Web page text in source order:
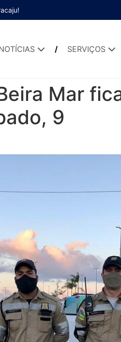
SERVIÇOS
Mar
9